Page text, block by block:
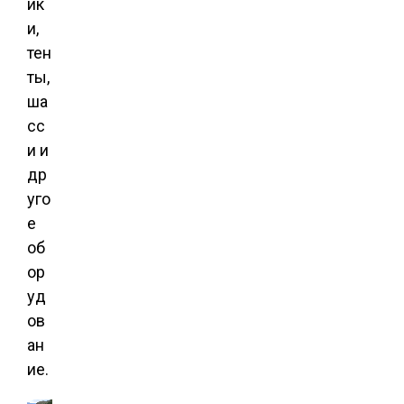
ик
и,
тен
ты,
ша
сс
и и
др
уго
е
об
ор
уд
ов
ан
ие.